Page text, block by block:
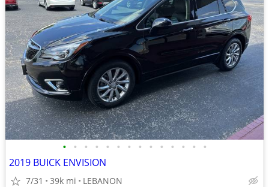
• • • • • • • • • • • • • •
2019 BUICK ENVISION
7/31 39k mi LEBANON